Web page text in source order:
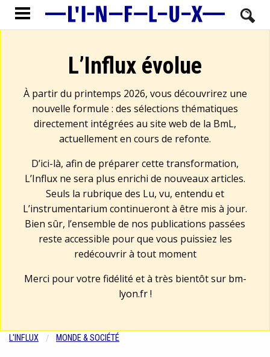
L’Influx évolue
À partir du printemps 2026, vous découvrirez une
nouvelle formule : des sélections thématiques
directement intégrées au site web de la BmL,
actuellement en cours de refonte.
D’ici-là, afin de préparer cette transformation,
L’Influx ne sera plus enrichi de nouveaux articles.
Seuls la rubrique des Lu, vu, entendu et
L’instrumentarium continueront à être mis à jour.
Bien sûr, l’ensemble de nos publications passées
reste accessible pour que vous puissiez les
redécouvrir à tout moment
Merci pour votre fidélité et à très bientôt sur bm-
lyon.fr!
L'INFLUX MONDE & SOCIÉTÉ